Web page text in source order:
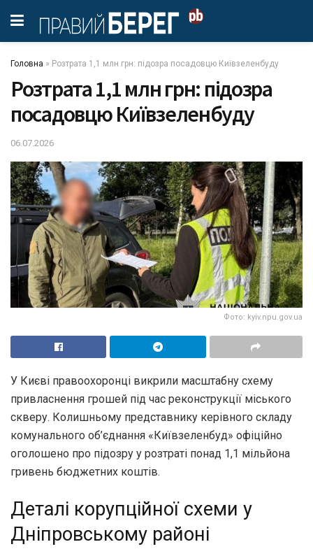
Головна » Розтрата 1,1 млн грн: підозра посадовцю Київзеленбуду
Розтрата 1,1 млн грн: підозра
посадовцю Київзеленбуду
06.07.2026
Фото: kyiv.npu.gov.ua
У Києві правоохоронці викрили масштабну схему
привласнення грошей під час реконструкції міського
скверу. Колишньому представнику керівного складу
комунального об’єднання «Київзеленбуд» офіційно
оголошено про підозру у розтраті понад 1,1 мільйона
гривень бюджетних коштів.
Деталі корупційної схеми у
Дніпровському районі